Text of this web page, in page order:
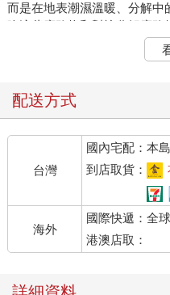
而是在地表潮濕溫暖、分解中
吃這些腐敗物和幫忙分解腐敗
型小（大約三到四公分長）
勝蚓時常住在堆肥裡，又稱
中層蚯蚓（內棲類，
通常待在上層（深度最多大
葉、真菌和混在淺層土壤裡
水平挖掘，產生分枝一般的
十四公分長），體色極淡（
深層蚯蚓（深棲類，anecic
土壤中挖掘到深達三公尺的
梯井），在夜間爬到土表，
深，尾巴較淺。在草地上留
配送方式
台灣
國內宅配：本
到店取貨：
海外
國際快遞：全球
港澳店取：